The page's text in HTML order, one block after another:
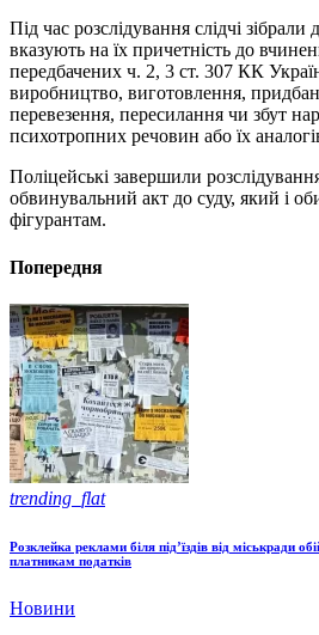
Під час розслідування слідчі зібрали
вказують на їх причетність до
передбачених ч. 2, 3 ст. 307 КК
виробництво, виготовлення,
перевезення, пересилання чи збут
психотропних речовин або їх
Поліцейські завершили
обвинувальний акт до суду, який і
фігурантам.
Попередня
trending_flat
Розклейка реклами біля під’їздів від міськради
платникам податків
Новини